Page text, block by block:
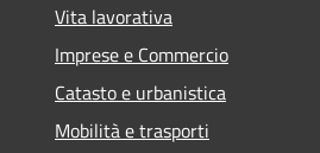
Vita lavorativa
Imprese e Commercio
Catasto e urbanistica
Mobilità e trasporti